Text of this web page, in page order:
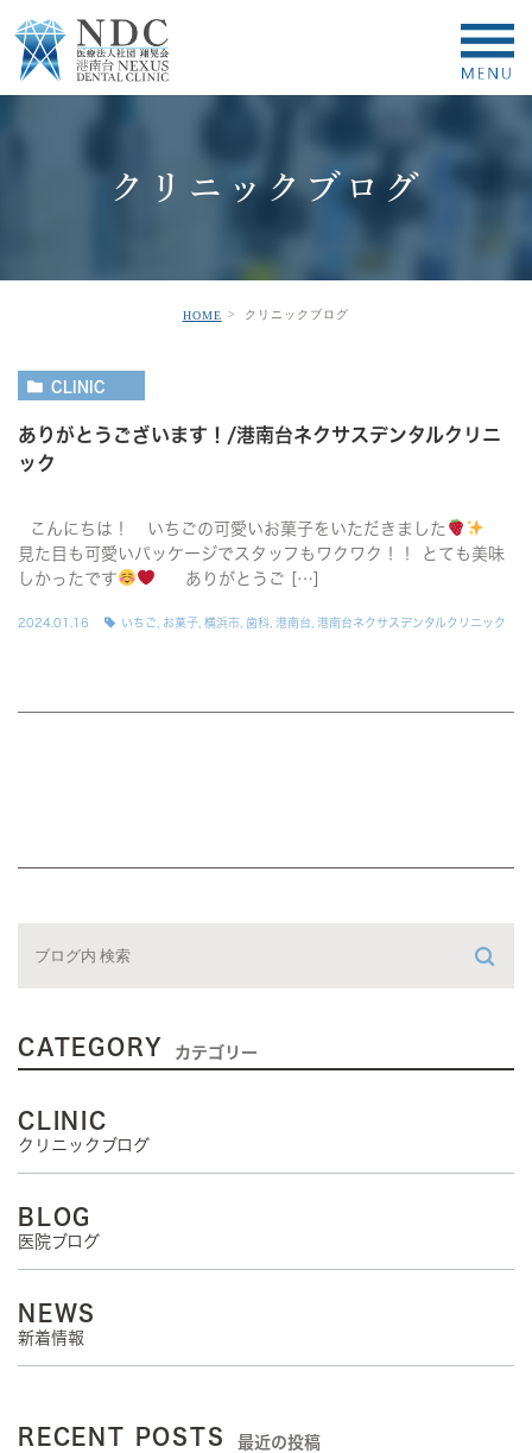
クリニックブログ
HOME クリニックブログ
CLINIC
ありがとうございます！/港南台ネクサスデンタルクリニ
ック
こんにちは！ いちごの可愛いお菓子をいただきました
見た目も可愛いパッケージでスタッフもワクワク！！ とても美味
しかったです
ありがとうご […]
2024.01.16 いちご お菓子 横浜市 歯科 港南台 港南台ネクサスデンタルクリニック
CATEGORY カテゴリー
CLINIC
クリニックブログ
BLOG
医院ブログ
NEWS
新着情報
RECENT POSTS 最近の投稿